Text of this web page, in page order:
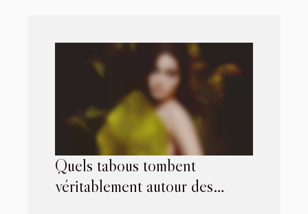
Quels tabous tombent
véritablement autour des